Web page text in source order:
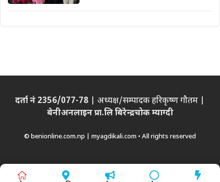
दर्ता नं 2356/077-78 | अध्यक्ष/सम्पादक हरिकृष्ण गौतम |
बेनीअनलाइन प्रा.लि बिरेन्द्रचोक म्याग्दी
© benionline.com.np | myagdikali.com • All rights reserved